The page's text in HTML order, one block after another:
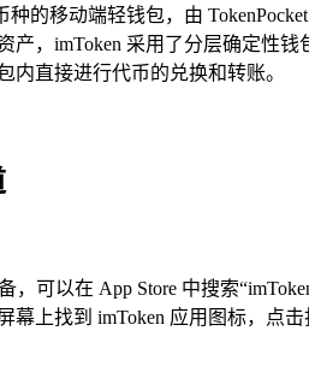
种的移动端轻钱包，由
产，imToken 采用了分层确定性钱
内直接进行代币的兑换和转账。
，可以在 App Store 中搜索
幕上找到 imToken 应用图标，点击